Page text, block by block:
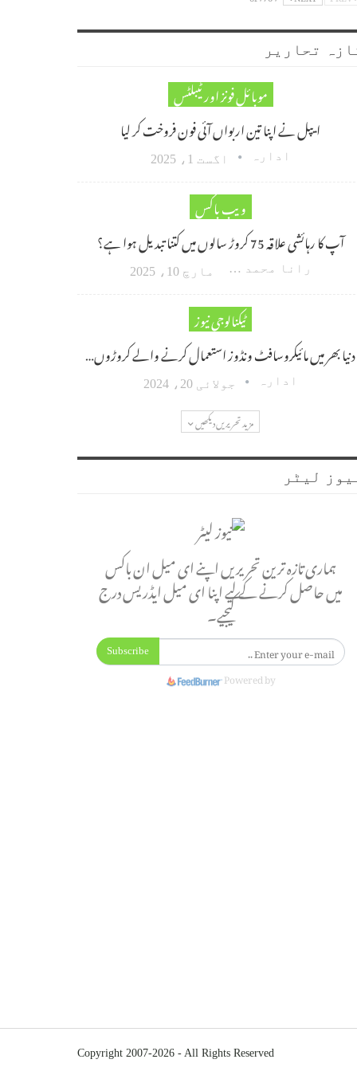
تحاریر
موبائل فونز اور ٹیبلٹس
ایپل نے اپنا تین اربواں آئی فون فروخت کر لیا
ادارہ اگست 1، 2025
ویب باکس
آپ کا رہائشی علاقہ 75 کروڑ سالوں میں کتنا تبدیل ہوا ہے؟
رانا محمد امین اکبر مارچ 10، 2025
ٹیکنالوجی نیوز
دنیا بھر میں مائیکروسافٹ ونڈوز استعمال کرنے والے کروڑوں…
ادارہ جولائی 20، 2024
مزید تحریریں دیکھیں
لیٹر
ہماری تازہ ترین تحریریں اپنے ای میل ان باکس
میں حاصل کرنے کے لیے اپنا ای میل ایڈریس درج
کیجیے۔
Subscribe
Powered by
Copyright 2007-2026 - All Rights Reserved